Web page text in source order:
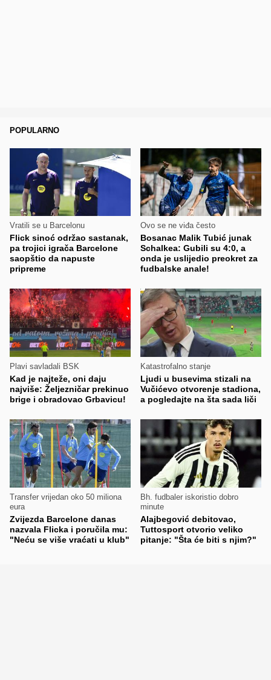
POPULARNO
Vratili se u Barcelonu
Flick sinoć održao sastanak,
pa trojici igrača Barcelone
saopštio da napuste
pripreme
Ovo se ne viđa često
Bosanac Malik Tubić junak
Schalkea: Gubili su 4:0, a
onda je uslijedio preokret za
fudbalske anale!
Plavi savladali BSK
Kad je najteže, oni daju
najviše: Željezničar prekinuo
brige i obradovao Grbavicu!
Katastrofalno stanje
Ljudi u busevima stizali na
Vučićevo otvorenje stadiona,
a pogledajte na šta sada liči
Transfer vrijedan oko 50 miliona
eura
Zvijezda Barcelone danas
nazvala Flicka i poručila mu:
"Neću se više vraćati u klub"
Bh. fudbaler iskoristio dobro
minute
Alajbegović debitovao,
Tuttosport otvorio veliko
pitanje: "Šta će biti s njim?"